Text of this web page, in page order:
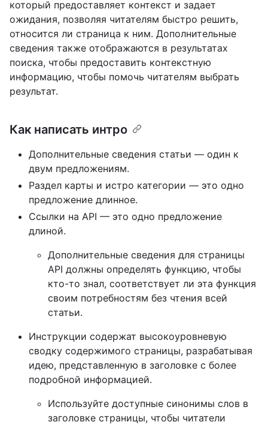
который предоставляет контекст и задает
ожидания, позволяя читателям быстро решить,
относится ли страница к ним. Дополнительные
сведения также отображаются в результатах
поиска, чтобы предоставить контекстную
информацию, чтобы помочь читателям выбрать
результат.
Как написать интро
Дополнительные сведения статьи — один к
двум предложениям.
Раздел карты и истро категории — это одно
предложение длинное.
Ссылки на API — это одно предложение
длиной.
Дополнительные сведения для страницы
API должны определять функцию, чтобы
кто-то знал, соответствует ли эта функция
своим потребностям без чтения всей
статьи.
Инструкции содержат высокоуровневую
сводку содержимого страницы, разрабатывая
идею, представленную в заголовке с более
подробной информацией.
Используйте доступные синонимы слов в
заголовке страницы, чтобы читатели